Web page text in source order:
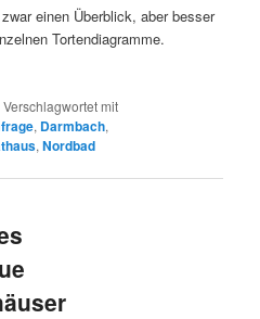
einen Überblick, aber besser
Tortendiagramme.
Verschlagwortet mit
, Darmbach,
,Nordbad